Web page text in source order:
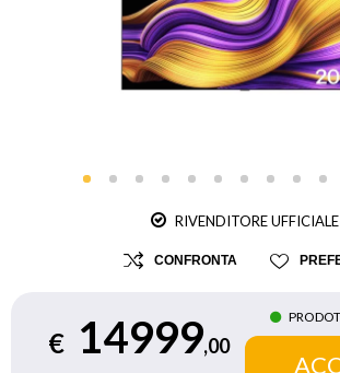
RIVENDITORE UFFICIALE
CONFRONTA
€ 14999,00